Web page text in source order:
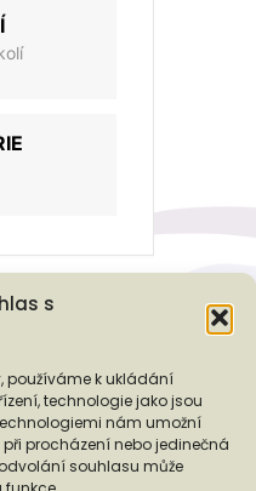
s
používáme k ukládání
technologie jako jsou
nám umožní
procházení nebo jedinečná
souhlasu může